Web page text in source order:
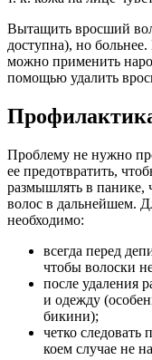
Вытащить вросший
доступна), но
можно применить
помощью удалить
Проблему не нужно
ее предотвратить,
размышлять в панике,
волос в дальнейшем.
необходимо:
всегда перед
чтобы волоски
после удаления
и одежду
бикини);
четко
коем случае не